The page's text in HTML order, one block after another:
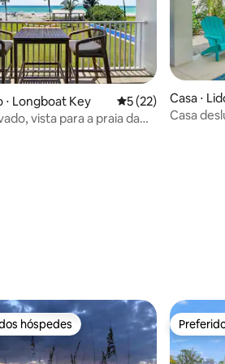
Longboat Key 5 de uma
5 (22)
vista para a praia da
Casa ⋅
Casa
preferidos dos hóspedes
hóspedes